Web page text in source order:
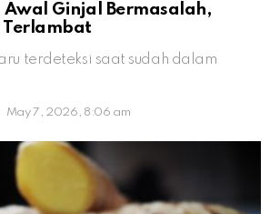
Awal Ginjal Bermasalah,
Terlambat
terdeteksi saat sudah dalam
May 7, 2026, 8:06 am